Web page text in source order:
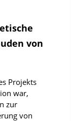
von
Projekts
war,
zur
von